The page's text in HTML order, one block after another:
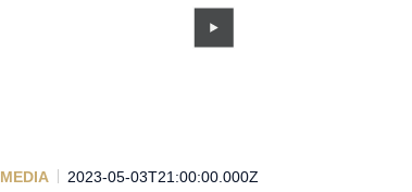
MEDIA 2023-05-03T21:00:00.000Z